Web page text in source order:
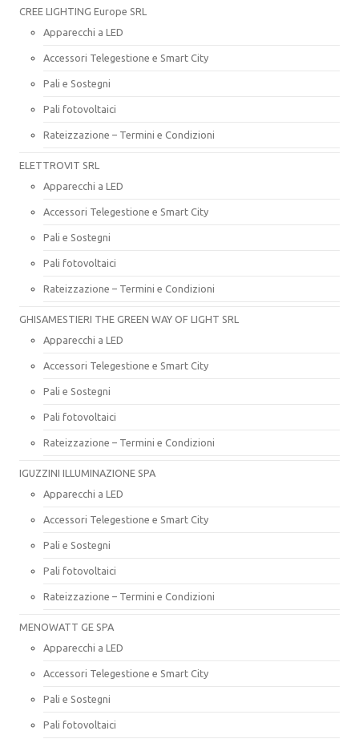
CREE LIGHTING Europe SRL
Apparecchi a LED
Accessori Telegestione e Smart City
Pali e Sostegni
Pali fotovoltaici
Rateizzazione – Termini e Condizioni
ELETTROVIT SRL
Apparecchi a LED
Accessori Telegestione e Smart City
Pali e Sostegni
Pali fotovoltaici
Rateizzazione – Termini e Condizioni
GHISAMESTIERI THE GREEN WAY OF LIGHT SRL
Apparecchi a LED
Accessori Telegestione e Smart City
Pali e Sostegni
Pali fotovoltaici
Rateizzazione – Termini e Condizioni
IGUZZINI ILLUMINAZIONE SPA
Apparecchi a LED
Accessori Telegestione e Smart City
Pali e Sostegni
Pali fotovoltaici
Rateizzazione – Termini e Condizioni
MENOWATT GE SPA
Apparecchi a LED
Accessori Telegestione e Smart City
Pali e Sostegni
Pali fotovoltaici